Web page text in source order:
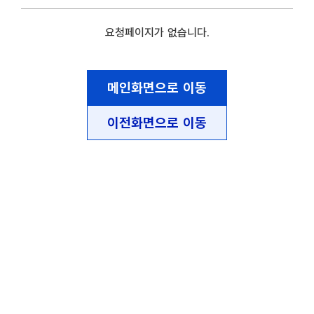
요청페이지가 없습니다.
메인화면으로 이동
이전화면으로 이동